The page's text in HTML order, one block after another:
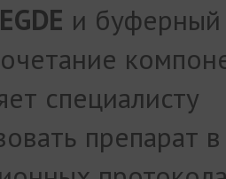
и буферный
специалисту
препарат в